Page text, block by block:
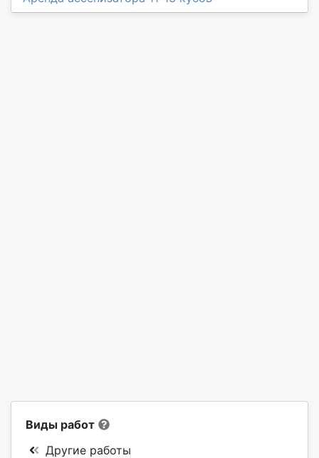
Виды работ
Другие работы